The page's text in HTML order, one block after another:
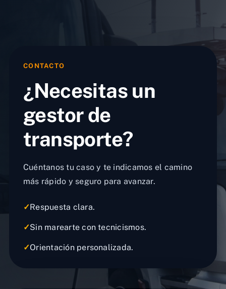
CONTACTO
¿Necesitas un
gestor de
transporte?
Cuéntanos tu caso y te indicamos el camino
más rápido y seguro para avanzar.
✓Respuesta clara.
✓Sin marearte con tecnicismos.
✓Orientación personalizada.